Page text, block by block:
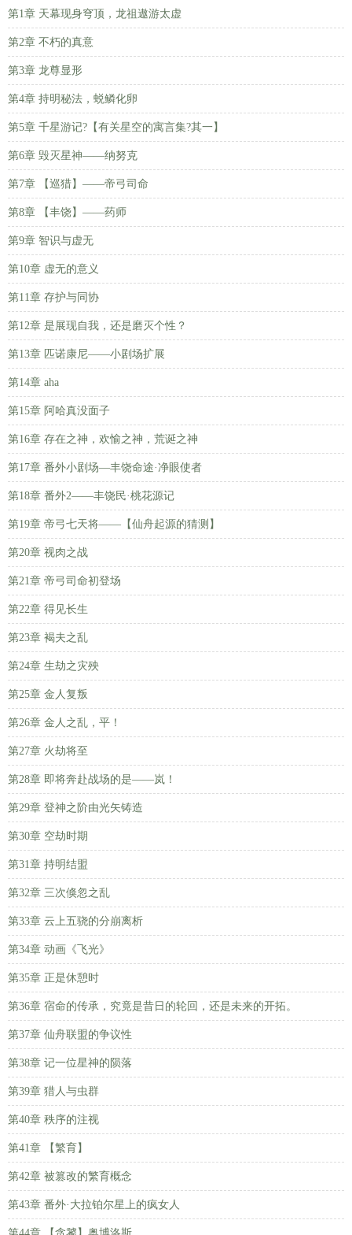
第1章 天幕现身穹顶，龙祖遨游太虚
第2章 不朽的真意
第3章 龙尊显形
第4章 持明秘法，蜕鳞化卵
第5章 千星游记?【有关星空的寓言集?其一】
第6章 毁灭星神——纳努克
第7章 【巡猎】——帝弓司命
第8章 【丰饶】——药师
第9章 智识与虚无
第10章 虚无的意义
第11章 存护与同协
第12章 是展现自我，还是磨灭个性？
第13章 匹诺康尼——小剧场扩展
第14章 aha
第15章 阿哈真没面子
第16章 存在之神，欢愉之神，荒诞之神
第17章 番外小剧场—丰饶命途·净眼使者
第18章 番外2——丰饶民·桃花源记
第19章 帝弓七天将——【仙舟起源的猜测】
第20章 视肉之战
第21章 帝弓司命初登场
第22章 得见长生
第23章 褐夫之乱
第24章 生劫之灾殃
第25章 金人复叛
第26章 金人之乱，平！
第27章 火劫将至
第28章 即将奔赴战场的是——岚！
第29章 登神之阶由光矢铸造
第30章 空劫时期
第31章 持明结盟
第32章 三次倏忽之乱
第33章 云上五骁的分崩离析
第34章 动画《飞光》
第35章 正是休憩时
第36章 宿命的传承，究竟是昔日的轮回，还是未来的开拓。
第37章 仙舟联盟的争议性
第38章 记一位星神的陨落
第39章 猎人与虫群
第40章 秩序的注视
第41章 【繁育】
第42章 被篡改的繁育概念
第43章 番外·大拉铂尔星上的疯女人